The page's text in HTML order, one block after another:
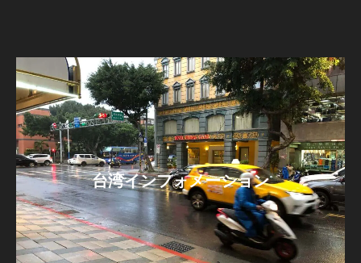
台湾インフォメーション